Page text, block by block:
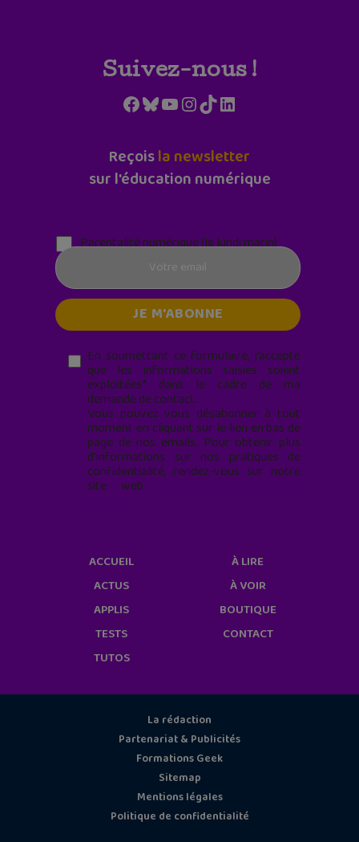
Suivez-nous !
Facebook
Bluesky
YouTube
Instagram
TikTokLinkedIn
Reçoisla newsletter
sur l'éducation numérique
Parentalité numérique (le lundi matin)
En soumettant ce formulaire, j’accepte
que les informations saisies soient
exploitées* dans le cadre de ma
demande de contact.
Vous pouvez vous désabonner à tout
moment en cliquant sur le lien en bas de
page de nos emails. Pour obtenir plus
d'informations sur nos pratiques de
confidentialité, rendez-vous sur notre
site web
ACCUEIL
ACTUS
APPLIS
TESTS
TUTOS
À LIRE
À VOIR
BOUTIQUE
CONTACT
La rédaction
Partenariat & Publicités
Formations Geek
Sitemap
Mentions légales
Politique de confidentialité